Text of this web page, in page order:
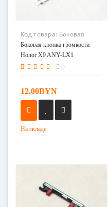
Код товара: Боковая
кнопка громкости Honor
X9 ANY-LX1
(серебристый)
Боковая кнопка громкости
Honor X9 ANY-LX1
(серебристый) 0
12.00BYN
На складе